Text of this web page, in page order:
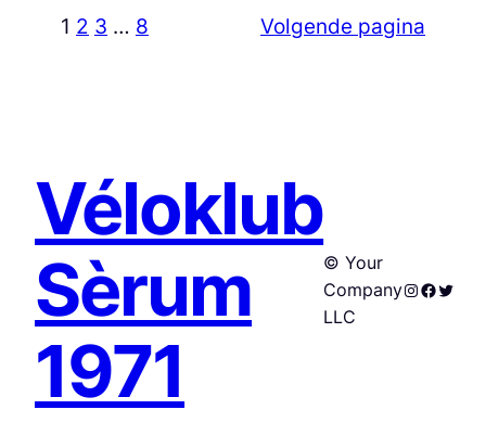
1 2 3 … 8 Volgende pagina
Véloklub
Sèrum
1971
© Your
Company
LLC
Instagram